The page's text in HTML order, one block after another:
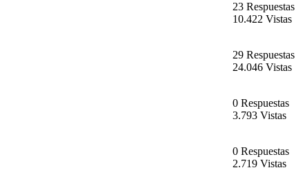
23 Respuestas
10.422 Vistas
29 Respuestas
24.046 Vistas
0 Respuestas
3.793 Vistas
0 Respuestas
2.719 Vistas